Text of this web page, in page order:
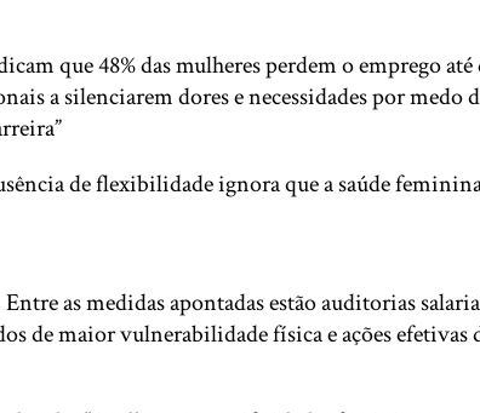
que 48% das mulheres perdem o emprego
a silenciarem dores e necessidades por medo
de flexibilidade ignora que a saúde
as medidas apontadas estão auditorias
de maior vulnerabilidade física e ações efetivas